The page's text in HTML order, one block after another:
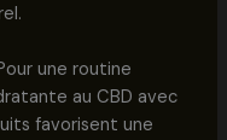
une routine
au CBD avec
favorisent une